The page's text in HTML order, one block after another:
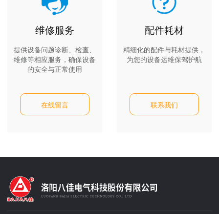
维修服务
提供设备问题诊断、检查、
维修等相应服务，确保设备
的安全与正常使用
在线留言
配件耗材
精细化的配件与耗材提供，
为您的设备运维保驾护航
联系我们